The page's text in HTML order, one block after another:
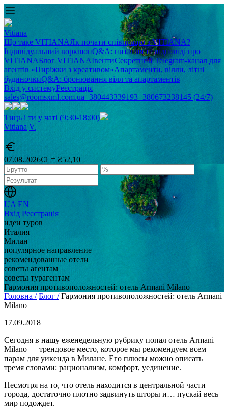
Vitiana
Що таке VITIANAЯк почати співпрацю з VITIANA?
Індивідуальний воркшопQ&A: питання та відповіді про
VITIANAБлог VITIANAІвентиСекретний Telegram-канал для
агентів «Пиріжки з креативом»Апартаменти, вілли, літні
будиночкиQ&A: бронювання вілл та апартаментів
Вхід у системуРеєстрація
sales@roomsxml.com.ua+380443339193+380673238145 (24/7)
Тиць і ти у чаті (9:30-18:00)
Vitiana V.
07.08.2026€1 = ₴52,10
UA EN
Вхід Реєстрація
идеи туров
Италия
Милан
популярное направление
рекомендованные отели
советы агентам
советы турагентам
Гармония противоположностей: отель Armani Milano
Головна / Блог / Гармония противоположностей: отель Armani
Milano
17.09.2018
Сегодня в нашу еженедельную рубрику попал отель Armani
Milano — трендовое место, которое мы рекомендуем всем
парам для уикенда в Милане. Его плюсы можно описать
тремя словами: рационализм, комфорт, уединение.
Несмотря на то, что отель находится в центральной части
города, достаточно плотно задвинуть шторы и… пускай весь
мир подождет.